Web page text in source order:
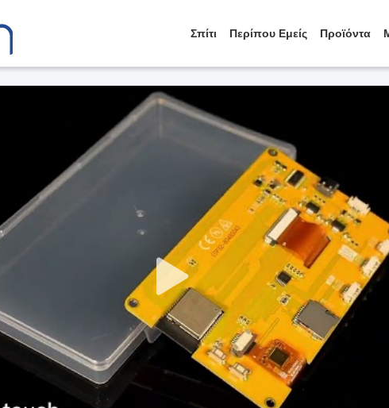
Σπίτι Περίπου Εμείς Προϊόντα